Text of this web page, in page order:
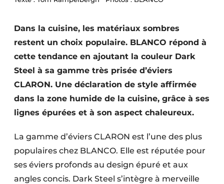
Dans la cuisine, les matériaux sombres
restent un choix populaire. BLANCO répond à
cette tendance en ajoutant la couleur Dark
Steel à sa gamme très prisée d’éviers
CLARON. Une déclaration de style affirmée
dans la zone humide de la cuisine, grâce à ses
lignes épurées et à son aspect chaleureux.
La gamme d’éviers CLARON est l’une des plus
populaires chez BLANCO. Elle est réputée pour
ses éviers profonds au design épuré et aux
angles concis. Dark Steel s’intègre à merveille